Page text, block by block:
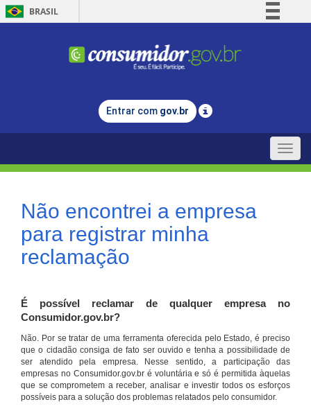
BRASIL
Comunica BR
Legislação
Entrar com gov.br
Toggle
Não encontrei a empresa
para registrar minha
reclamação
É possível reclamar de qualquer empresa no
Consumidor.gov.br?
Não. Por se tratar de uma ferramenta oferecida pelo Estado, é preciso
que o cidadão consiga de fato ser ouvido e tenha a possibilidade de
ser atendido pela empresa. Nesse sentido, a participação das
empresas no Consumidor.gov.br é voluntária e só é permitida àquelas
que se comprometem a receber, analisar e investir todos os esforços
possíveis para a solução dos problemas relatados pelo consumidor.